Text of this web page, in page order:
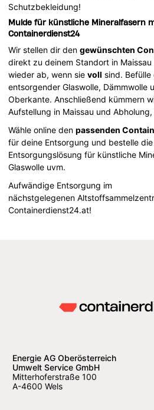
Schutzbekleidung!
Mulde für künstliche Mineralfasern
Containerdienst24
Wir stellen dir dengewünschten
direkt zu deinem Standort in Maissau
wieder ab, wenn sievoll sind. Befülle
entsorgender Glaswolle, Dämmwolle
Oberkante. Anschließend kümmern
Aufstellung in Maissau und
Wähle online denpassenden
für deine Entsorgung und bestelle
Entsorgungslösung für künstliche
Glaswolle uvm.
Aufwändige Entsorgung im
nächstgelegenen
Containerdienst24.at!
Energie AG Oberösterreich
Umwelt Service GmbH
Mitterhoferstraße 100
A-4600 Wels